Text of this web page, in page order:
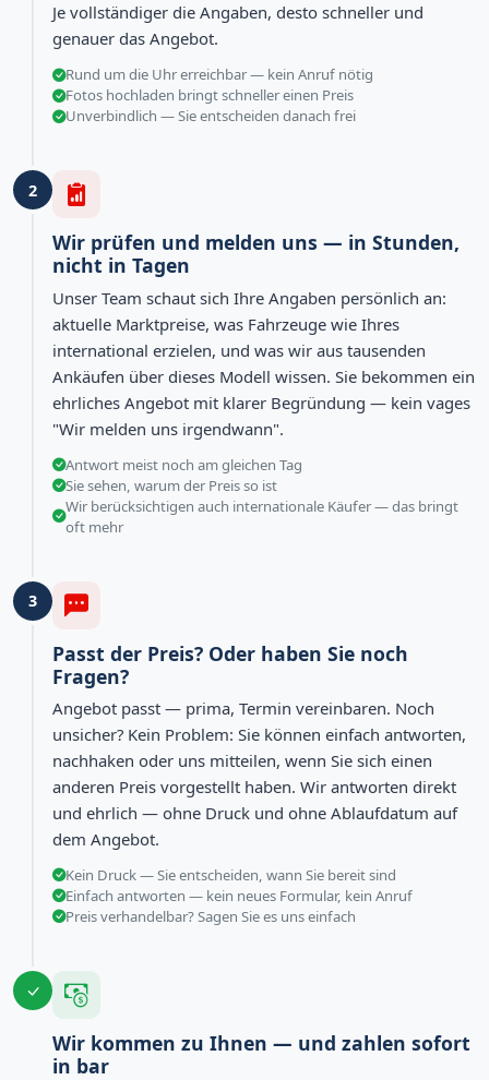
Je vollständiger die Angaben, desto schneller und
genauer das Angebot.
Rund um die Uhr erreichbar — kein Anruf nötig
Fotos hochladen bringt schneller einen Preis
Unverbindlich — Sie entscheiden danach frei
2
Wir prüfen und melden uns — in Stunden,
nicht in Tagen
Unser Team schaut sich Ihre Angaben persönlich an:
aktuelle Marktpreise, was Fahrzeuge wie Ihres
international erzielen, und was wir aus tausenden
Ankäufen über dieses Modell wissen. Sie bekommen ein
ehrliches Angebot mit klarer Begründung — kein vages
"Wir melden uns irgendwann".
Antwort meist noch am gleichen Tag
Sie sehen, warum der Preis so ist
Wir berücksichtigen auch internationale Käufer — das bringt
oft mehr
3
Passt der Preis? Oder haben Sie noch
Fragen?
Angebot passt — prima, Termin vereinbaren. Noch
unsicher? Kein Problem: Sie können einfach antworten,
nachhaken oder uns mitteilen, wenn Sie sich einen
anderen Preis vorgestellt haben. Wir antworten direkt
und ehrlich — ohne Druck und ohne Ablaufdatum auf
dem Angebot.
Kein Druck — Sie entscheiden, wann Sie bereit sind
Einfach antworten — kein neues Formular, kein Anruf
Preis verhandelbar? Sagen Sie es uns einfach
Wir kommen zu Ihnen — und zahlen sofort
in bar